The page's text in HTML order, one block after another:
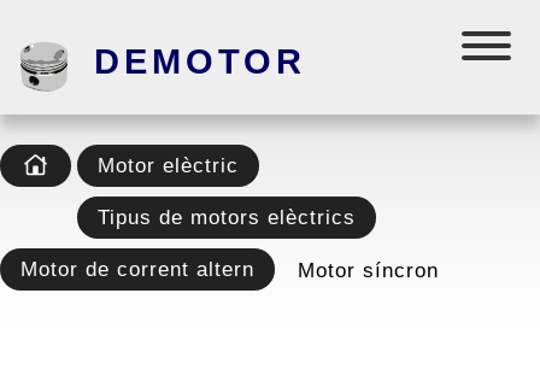
DEMOTOR
Motor elèctric
Tipus de motors elèctrics
Motor de corrent altern Motor síncron